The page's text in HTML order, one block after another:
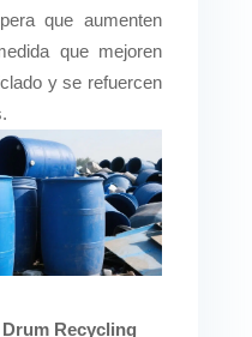
que aumenten
que mejoren
y se refuercen
Recycling